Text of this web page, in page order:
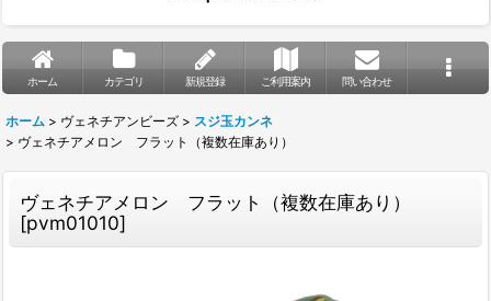
ホーム カテゴリ 新規登録 ご利用案内 問い合わせ
ホーム > ヴェネチアンビーズ > スジ玉カンネ
> ヴェネチアメロン フラット（複数在庫あり）
ヴェネチアメロン フラット（複数在庫あり）
[pvm01010]